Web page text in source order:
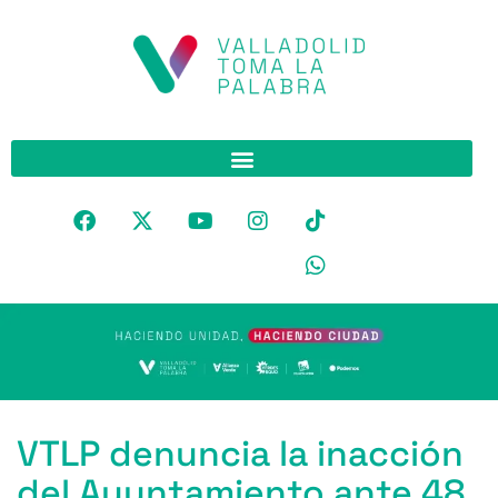
VTLP denuncia la inacción